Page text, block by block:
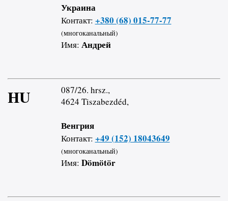
Украина
Контакт: +380 (68) 015-77-77
(многоканальный)
Имя: Андрей
HU
087/26. hrsz.,
4624 Tiszabezdéd,
Венгрия
Контакт: +49 (152) 18043649
(многоканальный)
Имя: Dömötör